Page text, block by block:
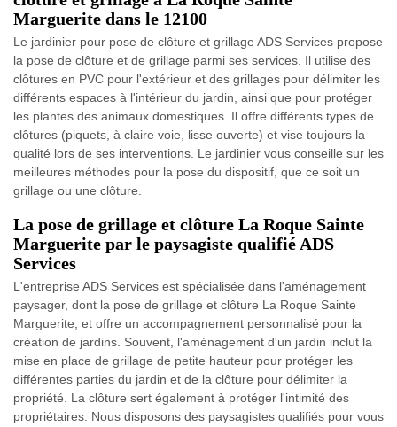
Marguerite dans le 12100
Le jardinier pour pose de clôture et grillage ADS Services propose
la pose de clôture et de grillage parmi ses services. Il utilise des
clôtures en PVC pour l'extérieur et des grillages pour délimiter les
différents espaces à l'intérieur du jardin, ainsi que pour protéger
les plantes des animaux domestiques. Il offre différents types de
clôtures (piquets, à claire voie, lisse ouverte) et vise toujours la
qualité lors de ses interventions. Le jardinier vous conseille sur les
meilleures méthodes pour la pose du dispositif, que ce soit un
grillage ou une clôture.
La pose de grillage et clôture La Roque Sainte
Marguerite par le paysagiste qualifié ADS
Services
L'entreprise ADS Services est spécialisée dans l'aménagement
paysager, dont la pose de grillage et clôture La Roque Sainte
Marguerite, et offre un accompagnement personnalisé pour la
création de jardins. Souvent, l'aménagement d'un jardin inclut la
mise en place de grillage de petite hauteur pour protéger les
différentes parties du jardin et de la clôture pour délimiter la
propriété. La clôture sert également à protéger l'intimité des
propriétaires. Nous disposons des paysagistes qualifiés pour vous